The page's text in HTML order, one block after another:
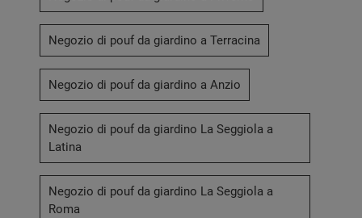
Negozio di pouf da giardino a Terracina
Negozio di pouf da giardino a Anzio
Negozio di pouf da giardino La Seggiola a
Latina
Negozio di pouf da giardino La Seggiola a
Roma